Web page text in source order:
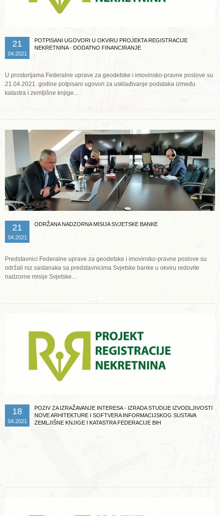
21
04.2021
POTPISANI UGOVORI U OKVIRU PROJEKTA REGISTRACIJE
NEKRETNINA - DODATNO FINANCIRANJE
U prostorijama Federalne uprave za geodetske i imovinsko-pravne poslove su
21.04.2021. godine potpisani ugovori za usklađivanje podataka između
katastra i zemljišne knjige...
21
04.2021
ODRŽANA NADZORNA MISIJA SVJETSKE BANKE
Predstavnici Federalne uprave za geodetske i imovinsko-pravne poslove su
održali niz sastanaka sa predstavnicima Svjetske banke u okviru redovite
nadzorne misije Svjetske...
18
04.2021
POZIV ZA IZRAŽAVANJE INTERESA - IZRADA STUDIJE IZVODLJIVOSTI
NOVE ARHITEKTURE I SOFTVERA INFORMACIJSKOG SUSTAVA
ZEMLJIŠNE KNJIGE I KATASTRA FEDERACIJE BIH